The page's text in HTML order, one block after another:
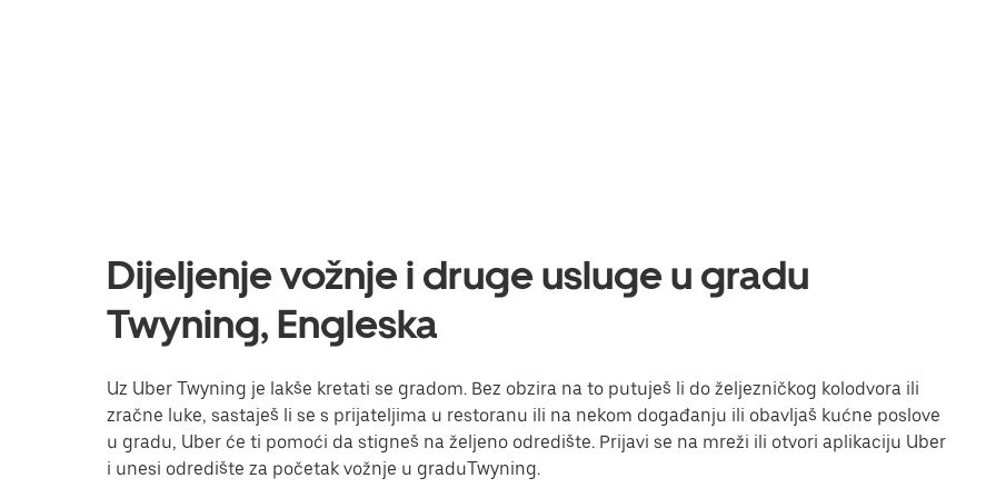
Dijeljenje vožnje i druge usluge u gradu
Twyning, Engleska
Uz Uber Twyning je lakše kretati se gradom. Bez obzira na to putuješ li do željezničkog kolodvora ili
zračne luke, sastaješ li se s prijateljima u restoranu ili na nekom događanju ili obavljaš kućne poslove
u gradu, Uber će ti pomoći da stigneš na željeno odredište. Prijavi se na mreži ili otvori aplikaciju Uber
i unesi odredište za početak vožnje u graduTwyning.